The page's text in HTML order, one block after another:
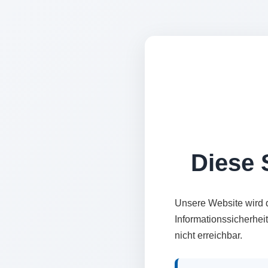
Diese
Unsere Website wird
nicht erreichbar.